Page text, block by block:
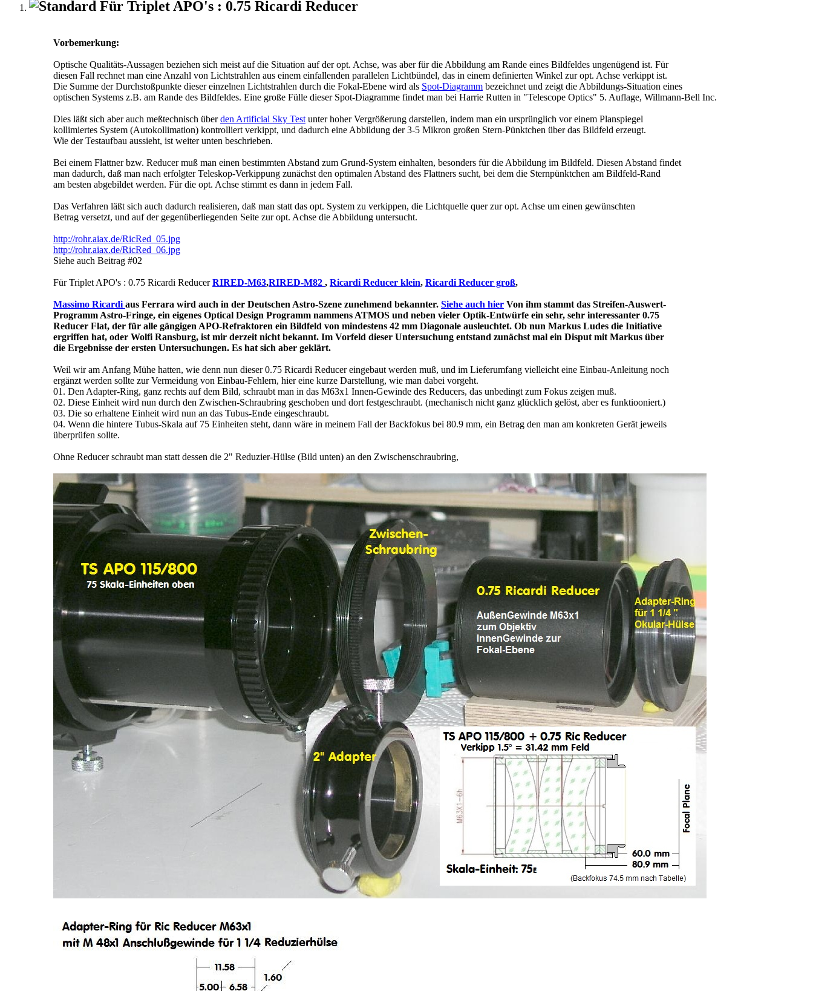
Für Triplet APO's : 0.75 Ricardi Reducer
Vorbemerkung:
Optische Qualitäts-Aussagen beziehen sich meist auf die Situation auf der opt. Achse, was aber für die Abbildung am Rande eines Bildfeldes ungenügend ist. Für
diesen Fall rechnet man eine Anzahl von Lichtstrahlen aus einem einfallenden parallelen Lichtbündel, das in einem definierten Winkel zur opt. Achse verkippt ist.
Die Summe der Durchstoßpunkte dieser einzelnen Lichtstrahlen durch die Fokal-Ebene wird als Spot-Diagramm bezeichnet und zeigt die Abbildungs-Situation eines
optischen Systems z.B. am Rande des Bildfeldes. Eine große Fülle dieser Spot-Diagramme findet man bei Harrie Rutten in "Telescope Optics" 5. Auflage, Willmann-Bell Inc.
Dies läßt sich aber auch meßtechnisch überden Artificial Sky Test unter hoher Vergrößerung darstellen, indem man ein ursprünglich vor einem Planspiegel
kollimiertes System (Autokollimation) kontrolliert verkippt, und dadurch eine Abbildung der 3-5 Mikron großen Stern-Pünktchen über das Bildfeld erzeugt.
Wie der Testaufbau aussieht, ist weiter unten beschrieben.
Bei einem Flattner bzw. Reducer muß man einen bestimmten Abstand zum Grund-System einhalten, besonders für die Abbildung im Bildfeld. Diesen Abstand findet
man dadurch, daß man nach erfolgter Teleskop-Verkippung zunächst den optimalen Abstand des Flattners sucht, bei dem die Sternpünktchen am Bildfeld-Rand
am besten abgebildet werden. Für die opt. Achse stimmt es dann in jedem Fall.
Das Verfahren läßt sich auch dadurch realisieren, daß man statt das opt. System zu verkippen, die Lichtquelle quer zur opt. Achse um einen gewünschten
Betrag versetzt, und auf der gegenüberliegenden Seite zur opt. Achse die Abbildung untersucht.
http://rohr.aiax.de/RicRed_05.jpg
http://rohr.aiax.de/RicRed_06.jpg
Siehe auch Beitrag #02
Für Triplet APO's : 0.75 Ricardi ReducerRIRED-M63,RIRED-M82 , Ricardi Reducer klein, Ricardi Reducer groß,
Massimo Ricardi aus Ferrara wird auch in der Deutschen Astro-Szene zunehmend bekannter. Siehe auch hier Von ihm stammt das Streifen-Auswert-
Programm Astro-Fringe, ein eigenes Optical Design Programm nammens ATMOS und neben vieler Optik-Entwürfe ein sehr, sehr interessanter 0.75
Reducer Flat, der für alle gängigen APO-Refraktoren ein Bildfeld von mindestens 42 mm Diagonale ausleuchtet. Ob nun Markus Ludes die Initiative
ergriffen hat, oder Wolfi Ransburg, ist mir derzeit nicht bekannt. Im Vorfeld dieser Untersuchung entstand zunächst mal ein Disput mit Markus über
die Ergebnisse der ersten Untersuchungen. Es hat sich aber geklärt.
Weil wir am Anfang Mühe hatten, wie denn nun dieser 0.75 Ricardi Reducer eingebaut werden muß, und im Lieferumfang vielleicht eine Einbau-Anleitung noch
ergänzt werden sollte zur Vermeidung von Einbau-Fehlern, hier eine kurze Darstellung, wie man dabei vorgeht.
01. Den Adapter-Ring, ganz rechts auf dem Bild, schraubt man in das M63x1 Innen-Gewinde des Reducers, das unbedingt zum Fokus zeigen muß.
02. Diese Einheit wird nun durch den Zwischen-Schraubring geschoben und dort festgeschraubt. (mechanisch nicht ganz glücklich gelöst, aber es funktiooniert.)
03. Die so erhaltene Einheit wird nun an das Tubus-Ende eingeschraubt.
04. Wenn die hintere Tubus-Skala auf 75 Einheiten steht, dann wäre in meinem Fall der Backfokus bei 80.9 mm, ein Betrag den man am konkreten Gerät jeweils
überprüfen sollte.
Ohne Reducer schraubt man statt dessen die 2" Reduzier-Hülse (Bild unten) an den Zwischenschraubring,